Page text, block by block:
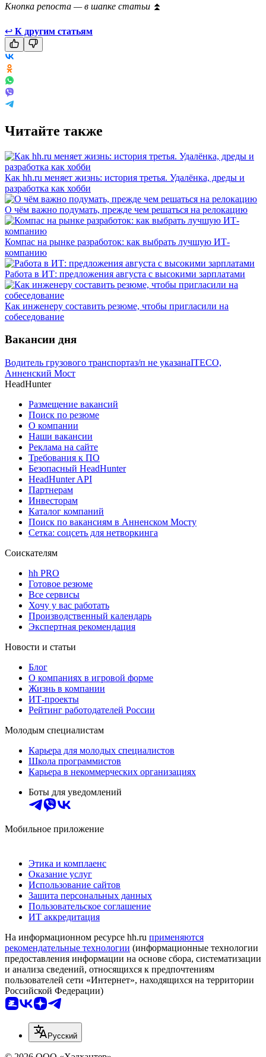
Кнопка репоста — в шапке статьи ⏫
↩ К другим статьям
Читайте также
Как hh.ru меняет жизнь: история третья. Удалёнка, дреды и
разработка как хобби
О чём важно подумать, прежде чем решаться на релокацию
Компас на рынке разработок: как выбрать лучшую ИТ-
компанию
Работа в ИТ: предложения августа с высокими зарплатами
Как инженеру составить резюме, чтобы пригласили на
собеседование
Вакансии дня
Водитель грузового транспортаз/п не указанаITECO,
Анненский Мост
HeadHunter
Размещение вакансий
Поиск по резюме
О компании
Наши вакансии
Реклама на сайте
Требования к ПО
Безопасный HeadHunter
HeadHunter API
Партнерам
Инвесторам
Каталог компаний
Поиск по вакансиям в Анненском Мосту
Сетка: соцсеть для нетворкинга
Соискателям
hh PRO
Готовое резюме
Все сервисы
Хочу у вас работать
Производственный календарь
Экспертная рекомендация
Новости и статьи
Блог
О компаниях в игровой форме
Жизнь в компании
ИТ-проекты
Рейтинг работодателей России
Молодым специалистам
Карьера для молодых специалистов
Школа программистов
Карьера в некоммерческих организациях
Боты для уведомлений
Мобильное приложение
Этика и комплаенс
Оказание услуг
Использование сайтов
Защита персональных данных
Пользовательское соглашение
ИТ аккредитация
На информационном ресурсе hh.ru применяются
рекомендательные технологии (информационные технологии
предоставления информации на основе сбора, систематизации
и анализа сведений, относящихся к предпочтениям
пользователей сети «Интернет», находящихся на территории
Российской Федерации)
Русский